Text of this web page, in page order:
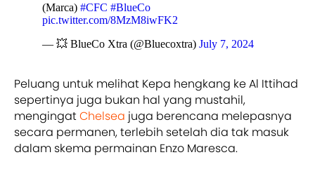
(Marca) #CFC #BlueCo
pic.twitter.com/8MzM8iwFK2
— 💥 BlueCo Xtra (@Bluecoxtra) July 7, 2024
Peluang untuk melihat Kepa hengkang ke Al Ittihad
sepertinya juga bukan hal yang mustahil,
mengingatChelsea juga berencana melepasnya
secara permanen, terlebih setelah dia tak masuk
dalam skema permainan Enzo Maresca.